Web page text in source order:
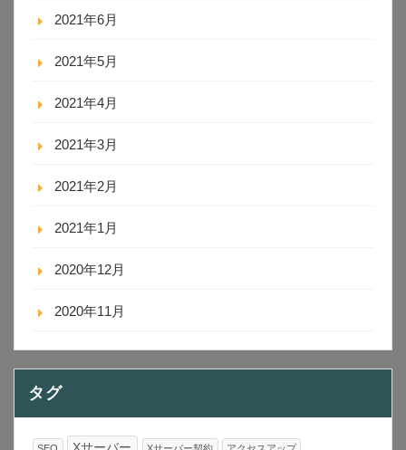
2021年6月
2021年5月
2021年4月
2021年3月
2021年2月
2021年1月
2020年12月
2020年11月
タグ
SEO Xサーバー契約 アクセスアップ